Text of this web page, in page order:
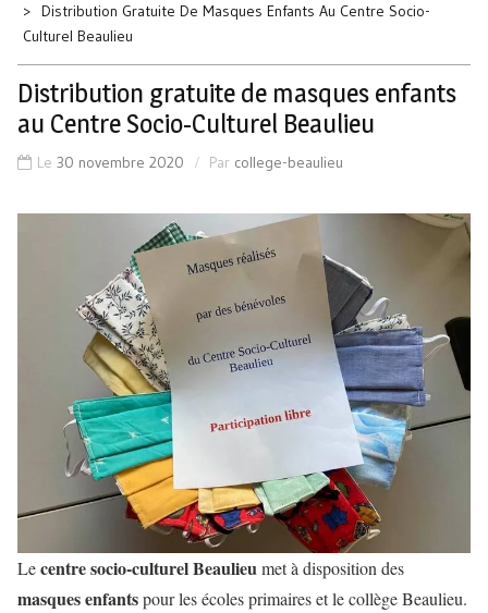
Distribution Gratuite De Masques Enfants Au Centre Socio-
Culturel Beaulieu
Distribution gratuite de masques enfants
au Centre Socio-Culturel Beaulieu
Le 30 novembre 2020 Par college-beaulieu
Lecentre socio-culturel Beaulieumet à disposition des
masques enfantspour les écoles primaires et le collège Beaulieu.